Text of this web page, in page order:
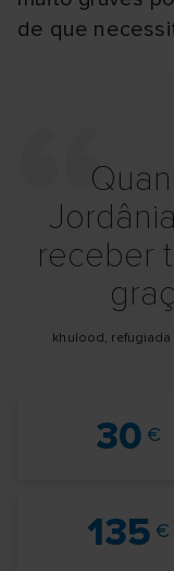
de que
receber
khulood, refugiada
30
135